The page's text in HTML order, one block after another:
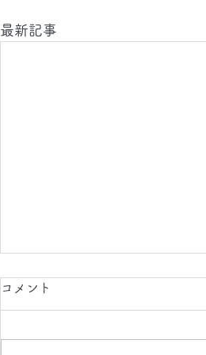
最新記事
2026.8.9(日)
ソファーの定期清掃に行かせて
コメント